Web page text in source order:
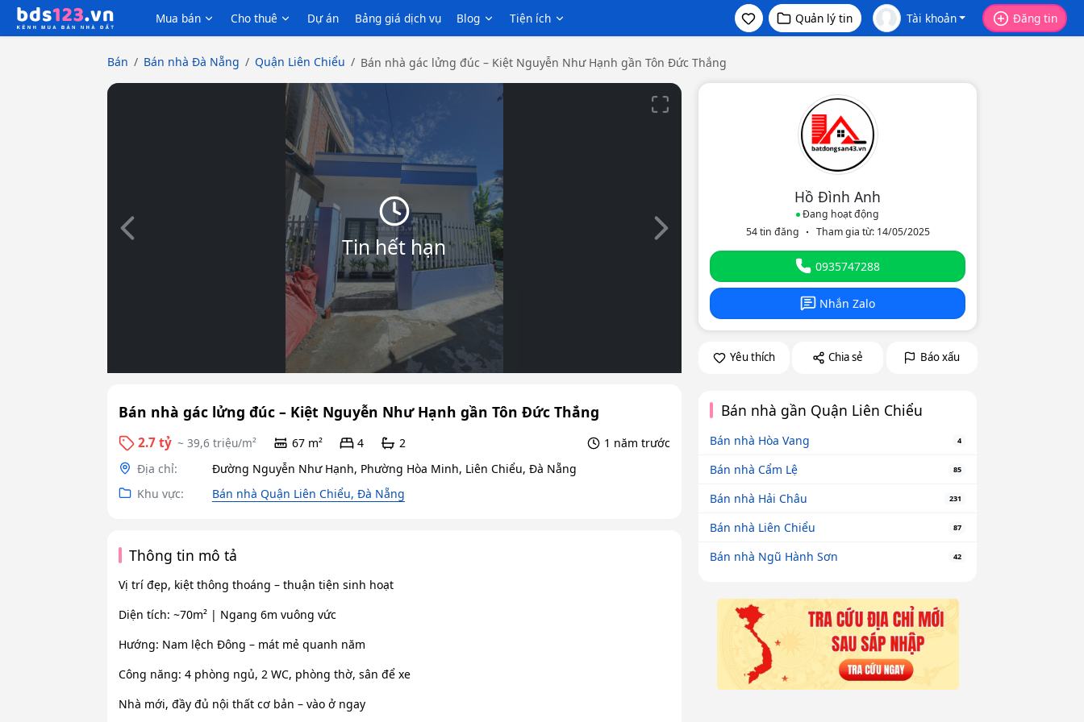
Mua bán Cho thuê Dự án Bảng giá dịch vụ Blog Tiện ích Quản lý tin Tài khoản Đăng tin
Bán Bán nhà Đà Nẵng Quận Liên Chiểu Bán nhà gác lửng đúc – Kiệt Nguyễn Như Hạnh gần Tôn Đức Thắng
Tin hết hạn
Slide trước Slide tiếp theo
Bán nhà gác lửng đúc – Kiệt Nguyễn Như Hạnh gần Tôn Đức Thắng
2.7 tỷ ~ 39,6 triệu/m² 67 m² 4 2
1 năm trước
Địa chỉ:
Đường Nguyễn Như Hạnh, Phường Hòa Minh, Liên Chiểu, Đà Nẵng
Khu vực:
Bán nhà Quận Liên Chiểu, Đà Nẵng
Thông tin mô tả
Vị trí đẹp, kiệt thông thoáng – thuận tiện sinh hoạt
Diện tích: ~70m² | Ngang 6m vuông vức
Hướng: Nam lệch Đông – mát mẻ quanh năm
Công năng: 4 phòng ngủ, 2 WC, phòng thờ, sân để xe
Nhà mới, đầy đủ nội thất cơ bản – vào ở ngay
Hồ Đình Anh
Đang hoạt động
54 tin đăng
Tham gia từ: 14/05/2025
0935747288
Nhắn Zalo
Yêu thích Chia sẻ Báo xấu
Bán nhà gần Quận Liên Chiểu
Bán nhà Hòa Vang 4
Bán nhà Cẩm Lệ 85
Bán nhà Hải Châu 231
Bán nhà Liên Chiểu 87
Bán nhà Ngũ Hành Sơn 42